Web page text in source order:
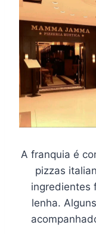
A franquia é
pizzas
ingredientes
lenha.